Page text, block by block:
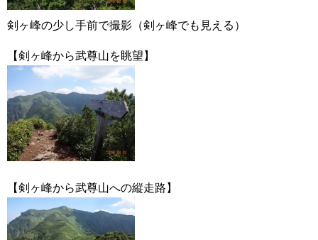
剣ヶ峰の少し手前で撮影（剣ヶ峰でも見える）
【剣ヶ峰から武尊山を眺望】
【剣ヶ峰から武尊山への縦走路】